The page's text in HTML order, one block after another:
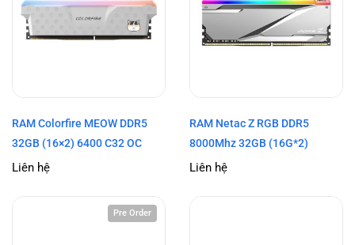
RAM Colorfire MEOW DDR5
32GB (16×2) 6400 C32 OC
Liên hệ
RAM Netac Z RGB DDR5
8000Mhz 32GB (16G*2)
Liên hệ
Pre Order